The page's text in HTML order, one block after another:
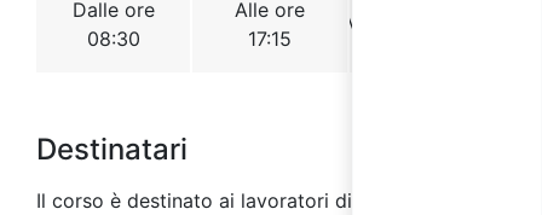
Destinatari
Il corso è destinato ai lavoratori di aziende